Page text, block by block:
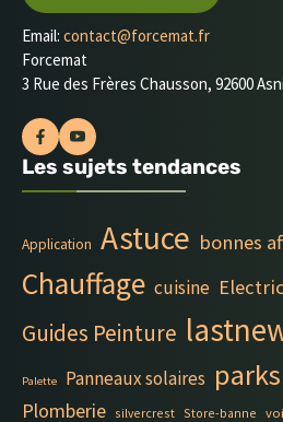
Email: contact@forcemat.fr
Forcemat
3 Rue des Frères Chausson, 92600
Les sujets tendances
Application Astuce bonnes
Chauffage cuisine
Guides Peinture
Palette Panneaux solaires
Plomberie silvercrest Store-banne